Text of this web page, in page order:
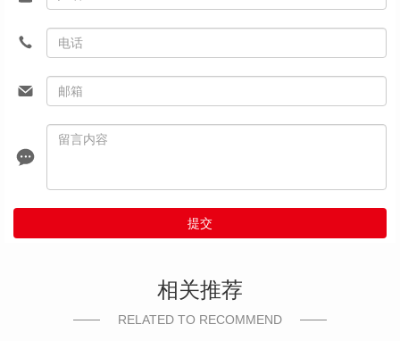
提交
相关推荐
RELATED TO RECOMMEND